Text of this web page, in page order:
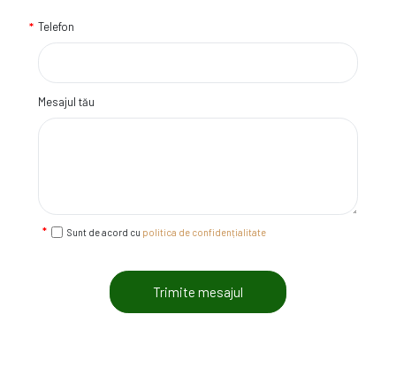
Telefon
Mesajul tău
Sunt de acord cu politica de confidențialitate
Trimite mesajul